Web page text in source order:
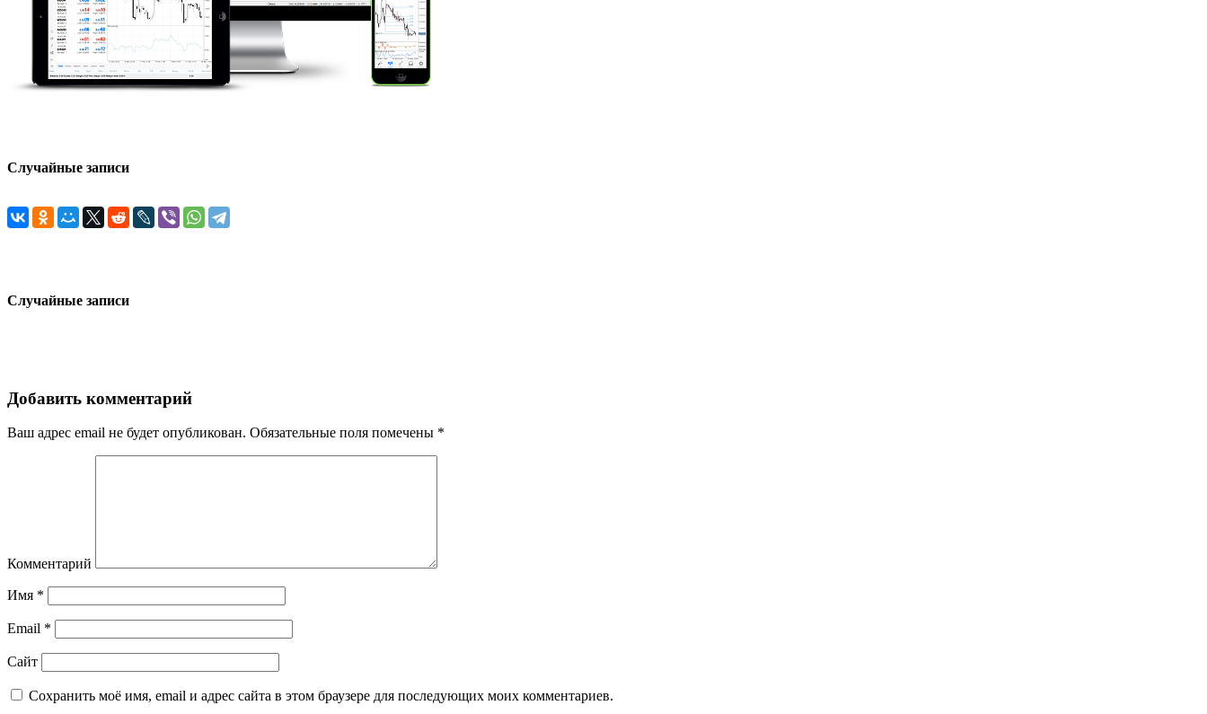
Случайные записи
Случайные записи
Добавить комментарий
Ваш адрес email не будет опубликован. Обязательные поля помечены *
Комментарий
Имя *
Email *
Сайт
Сохранить моё имя, email и адрес сайта в этом браузере для последующих моих комментариев.